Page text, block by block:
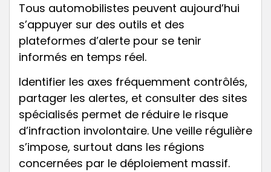
Tous automobilistes peuvent aujourd’hui
s’appuyer sur des outils et des
plateformes d’alerte pour se tenir
informés en temps réel.
Identifier les axes fréquemment contrôlés,
partager les alertes, et consulter des sites
spécialisés permet de réduire le risque
d’infraction involontaire. Une veille régulière
s’impose, surtout dans les régions
concernées par le déploiement massif.